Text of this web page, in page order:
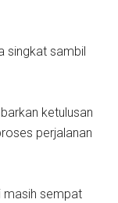
singkat sambil
ketulusan
perjalanan
masih sempat